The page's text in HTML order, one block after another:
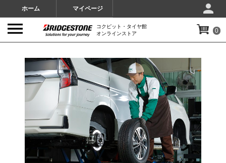
ホーム マイページ
コクピット・タイヤ館
オンラインストア
0